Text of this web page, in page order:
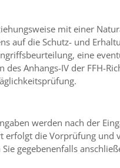
mit einer
auf die Schutz- und
eine
Anhangs-IV der FFH-
werden nach der
erfolgt die Vorprüfung und
gegebenenfalls